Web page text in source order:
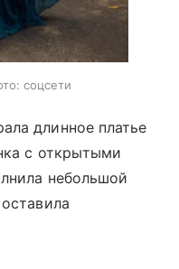
соцсети
длинное платье
с открытыми
небольшой